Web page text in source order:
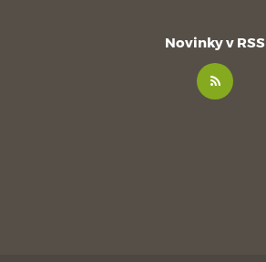
Novinky v RSS